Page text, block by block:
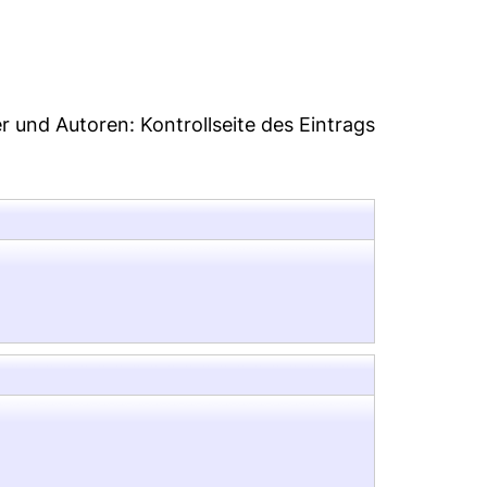
und Autoren: Kontrollseite des Eintrags